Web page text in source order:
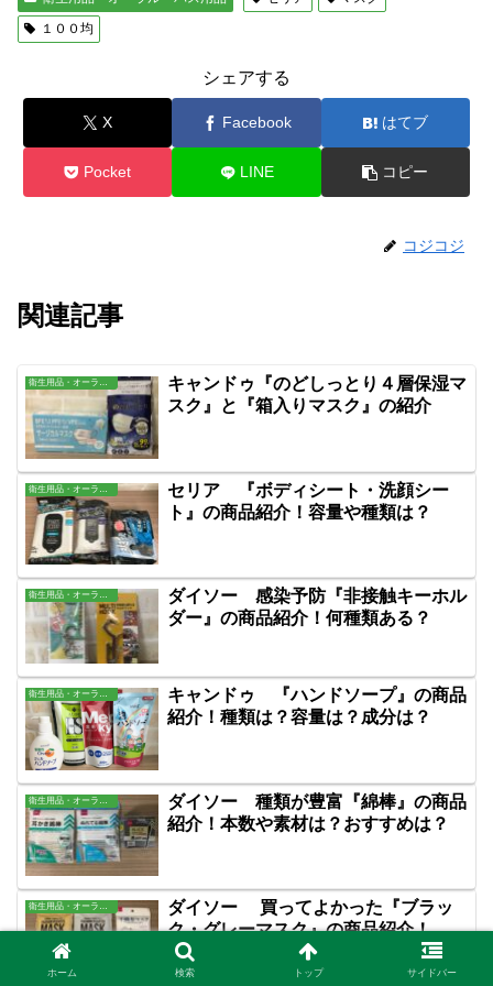
１００均
シェアする
X Facebook はてブ
Pocket LINE コピー
コジコジ
関連記事
衛生用品・オーラル・バス用品
キャンドゥ『のどしっとり４層保湿マ
スク』と『箱入りマスク』の紹介
セリア 『ボディシート・洗顔シー
ト』の商品紹介！容量や種類は？
衛生用品・オーラル・バス用品
ダイソー 感染予防『非接触キーホル
ダー』の商品紹介！何種類ある？
衛生用品・オーラル・バス用品
キャンドゥ 『ハンドソープ』の商品
紹介！種類は？容量は？成分は？
衛生用品・オーラル・バス用品
ダイソー 種類が豊富『綿棒』の商品
紹介！本数や素材は？おすすめは？
衛生用品・オーラル・バス用品
ダイソー 買ってよかった『ブラッ
ク・グレーマスク』の商品紹介！
ホーム 検索 トップ サイドバー